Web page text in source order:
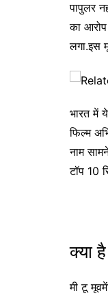
पापुलर
का
लगा.इस
भारत में
फिल्म
नाम
टॉप 10
क्या
मी टू